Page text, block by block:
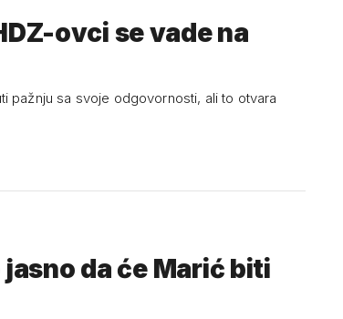
ovci se vade na
pažnju sa svoje odgovornosti, ali to otvara
da će Marić biti